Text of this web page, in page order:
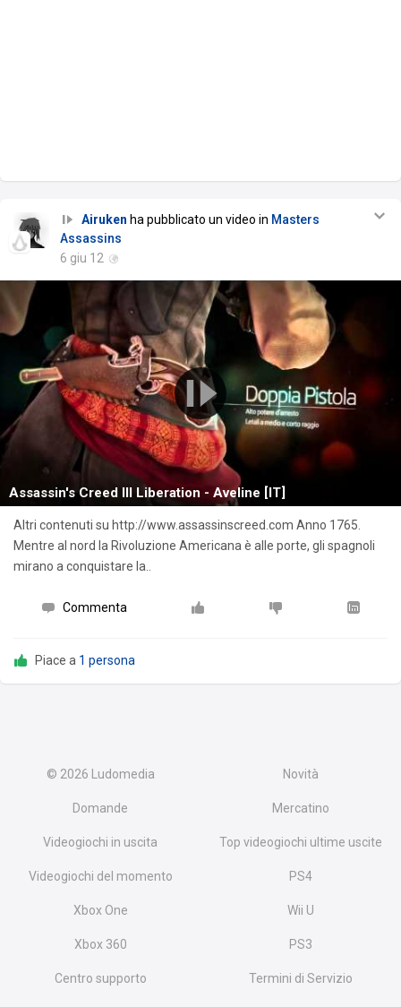
Airuken ha pubblicato un video in Masters
Assassins
6 giu 12
Assassin's Creed III Liberation - Aveline [IT]
Altri contenuti su http://www.assassinscreed.com Anno 1765.
Mentre al nord la Rivoluzione Americana è alle porte, gli spagnoli
mirano a conquistare la..
Commenta
Piace a 1 persona
© 2026 Ludomedia Novità
Domande Mercatino
Videogiochi in uscita Top videogiochi ultime uscite
Videogiochi del momento PS4
Xbox One Wii U
Xbox 360 PS3
Centro supporto Termini di Servizio